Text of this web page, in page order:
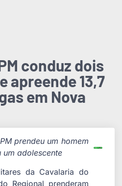
conduz dois
apreende 13,7
em Nova
prendeu um homem
um adolescente
da Cavalaria do
Regional prenderam